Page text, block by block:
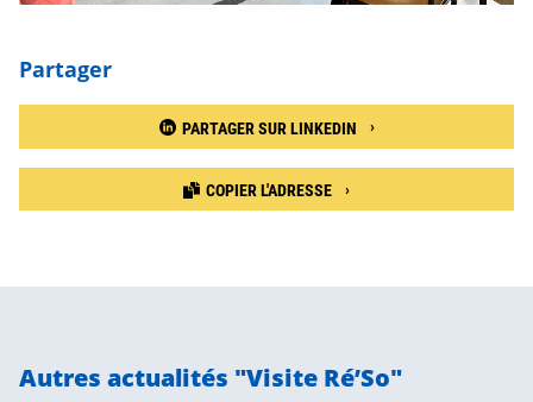
Partager
PARTAGER SUR LINKEDIN
COPIER L'ADRESSE
Autres actualités "Visite Ré’So"